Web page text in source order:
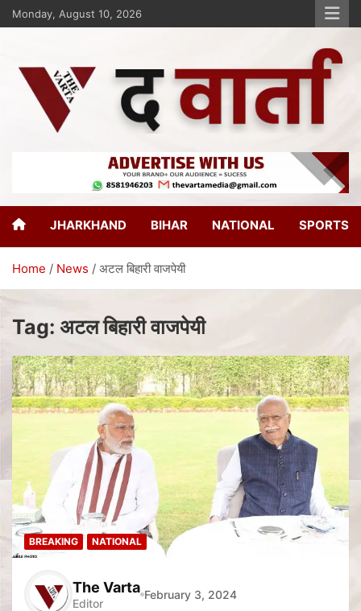
Monday, August 10, 2026
The Varta
JHARKHAND BIHAR NATIONAL SPORTS
Home News अटल बिहारी वाजपेयी
Tag: अटल बिहारी वाजपेयी
BREAKING NATIONAL
The Varta
Editor
February 3, 2024